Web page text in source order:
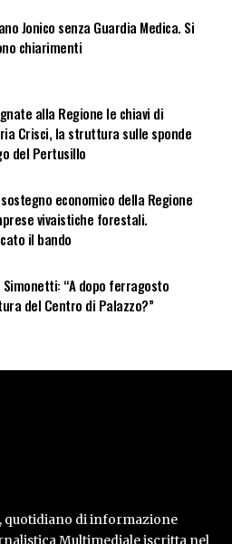
Jonico senza Guardia Medica. Si
chiarimenti
alla Regione le chiavi di
Crisci, la struttura sulle sponde
del Pertusillo
sostegno economico della Regione
vivaistiche forestali.
il bando
“A dopo ferragosto
del Centro di Palazzo?”
quotidiano di informazione
Multimediale iscritta nel